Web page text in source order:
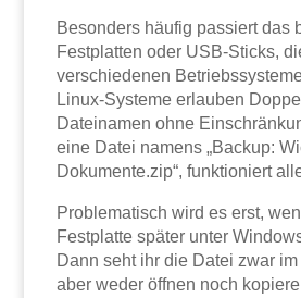
Besonders häufig passiert das
Festplatten oder USB-Sticks,
verschiedenen
Linux-Systeme erlauben
Dateinamen ohne
eine Datei namens „Backup:
Dokumente.zip“, funktioniert
Problematisch wird es erst,
Festplatte später unter
Dann seht ihr die Datei zwar
aber weder öffnen noch